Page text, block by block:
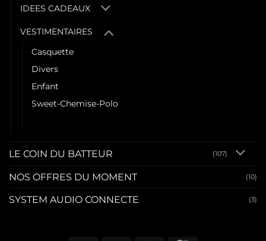
IDEES CADEAUX
VESTIMENTAIRES
Casquette
Divers
Enfant
Sweet-Chemise-Polo
LE COIN DU BATTEUR (107)
NOS OFFRES DU MOMENT (10)
SYSTEM AUDIO CONNECTE (3)